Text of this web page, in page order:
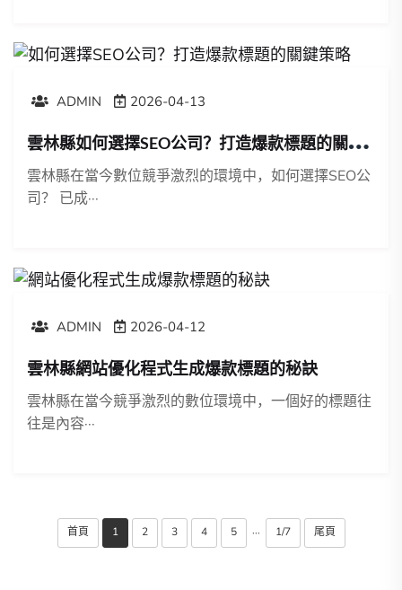
ADMIN 2026-04-13
雲
林縣如何選擇SEO公司？打造爆款標題的關鍵策略
雲林縣在當今數位競爭激烈的環境中，如何選擇SEO公
司？ 已成···
ADMIN 2026-04-12
雲林縣網站優化程式生成爆款標題的秘訣
雲林縣在當今競爭激烈的數位環境中，一個好的標題往
往是內容···
首頁 1 2 3 4 5 ··· 1/7 尾頁